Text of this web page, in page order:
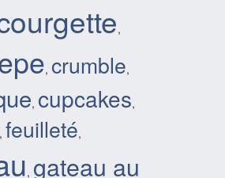
,
, crumble,
, cupcakes,
, feuilleté,
, gateau au